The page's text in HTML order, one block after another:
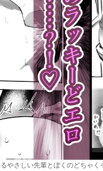
やさしい先輩とぼくのどちゃ